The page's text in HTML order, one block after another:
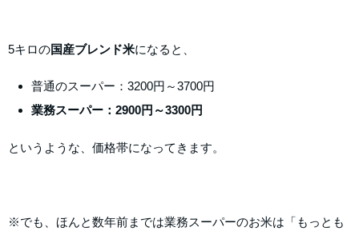
5キロの国産ブレンド米になると、
普通のスーパー：3200円～3700円
業務スーパー：2900円～3300円
というような、価格帯になってきます。
※でも、ほんと数年前までは業務スーパーのお米は「もっとも